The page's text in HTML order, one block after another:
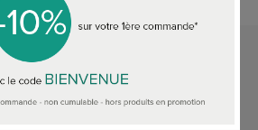
HOME ACCESSORIES
Marrifield Stripe wallpaper